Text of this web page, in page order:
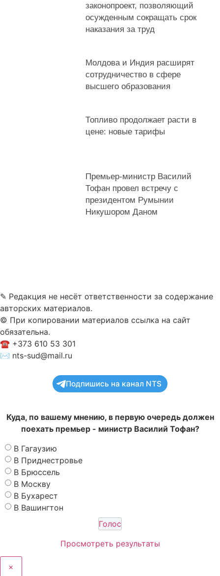
законопроект, позволяющий
осужденным сокращать срок
наказания за труд
Молдова и Индия расширят
сотрудничество в сфере
высшего образования
Топливо продолжает расти в
цене: новые тарифы
Премьер-министр Василий
Тофан провел встречу с
президентом Румынии
Никушором Даном
✎ Редакция не несёт ответственности за содержание
авторских материалов.
© При копировании материалов ссылка на сайт
обязательна.
☎︎ +373 610 53 301
✉ nts-sud@mail.ru
Подпишись на канал NTS
Куда, по вашему мнению, в первую очередь должен
поехать премьер - министр Василий Тофан?
В Гагаузию
В Приднестровье
В Брюссель
В Москву
В Бухарест
В Вашингтон
Просмотреть результаты
×